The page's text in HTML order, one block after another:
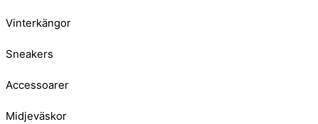
Vinterkängor
Sneakers
Accessoarer
Midjeväskor